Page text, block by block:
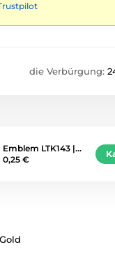
die Verbürgung:
Emblem LTK143 |…
0,25 €
Gold